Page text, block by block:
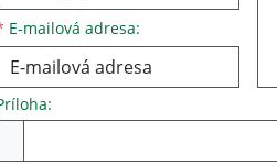
E-mailová adresa: